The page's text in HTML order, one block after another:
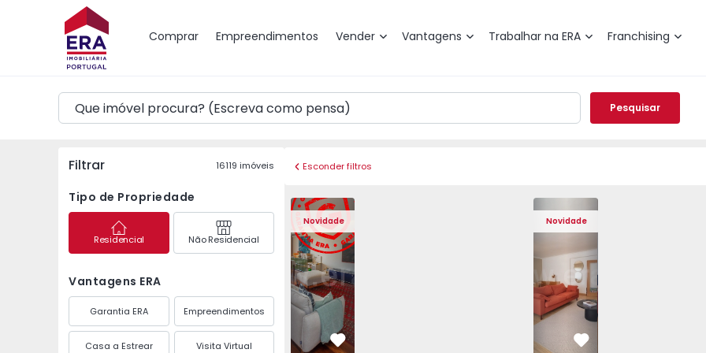
Comprar Empreendimentos Vender Vantagens Trabalhar na ERA Franchising
Mapa
Pesquisar
Filtrar 16119 imóveis
Tipo de Propriedade
Residencial Não Residencial
Vantagens ERA
Garantia ERA Empreendimentos
Casa a Estrear Visita Virtual
Esconder filtros
Novidade
Apartamento T3 Póvoa de Varzim, Póvoa de Varzim, Beiriz e Argivai - 1574602 - 20
Apartamento T3 Póvoa de Varzim, Póvoa de Varzim, Beiriz e Argivai -
Apartamento T3 Póvoa de Varzim, Póvoa de Varzim, Beiriz
Apartamento T3 Póvoa de Varzim, Póvoa de
Apartamento T3 Póvoa de Varzim,
Apartamento T3 Póvoa de
Apartamento
Favorito
Novidade
Apartamento T4 Cascais, São
Apartamento T4 Cascais,
Apartamento T4
Favorito